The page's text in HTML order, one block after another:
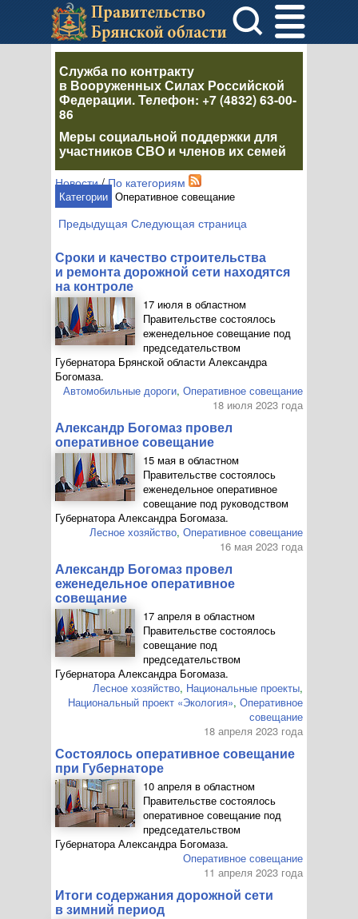
Служба по контракту
в Вооруженных Силах Российской
Федерации. Телефон: +7 (4832) 63-00-
86
Меры социальной поддержки для
участников СВО и членов их семей
Новости/По категориям
Категории Оперативное совещание
Предыдущая Следующая страница
Сроки и качество строительства
и ремонта дорожной сети находятся
на контроле
17 июля в областном
Правительстве состоялось
еженедельное совещание под
председательством
Губернатора Брянской области Александра
Богомаза.
Автомобильные дороги, Оперативное совещание
18 июля 2023 года
Александр Богомаз провел
оперативное совещание
15 мая в областном
Правительстве состоялось
еженедельное оперативное
совещание под руководством
Губернатора Александра Богомаза.
Лесное хозяйство, Оперативное совещание
16 мая 2023 года
Александр Богомаз провел
еженедельное оперативное
совещание
17 апреля в областном
Правительстве состоялось
совещание под
председательством
Губернатора Александра Богомаза.
Лесное хозяйство, Национальные проекты,
Национальный проект «Экология», Оперативное
совещание
18 апреля 2023 года
Состоялось оперативное совещание
при Губернаторе
10 апреля в областном
Правительстве состоялось
оперативное совещание под
председательством
Губернатора Александра Богомаза.
Оперативное совещание
11 апреля 2023 года
Итоги содержания дорожной сети
в зимний период